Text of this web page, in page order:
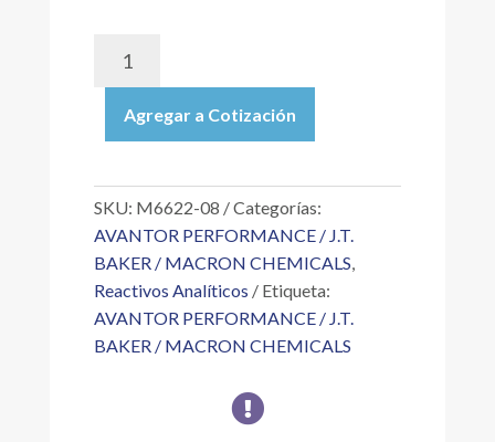
KLEAN
AR
AR
4.1
KG
cantidad
Agregar a Cotización
SKU: M6622-08
Categorías:
AVANTOR PERFORMANCE / J.T.
BAKER / MACRON CHEMICALS,
Reactivos Analíticos
Etiqueta:
AVANTOR PERFORMANCE / J.T.
BAKER / MACRON CHEMICALS
